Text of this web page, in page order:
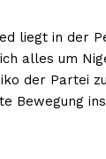
liegt in der
alles um
der Partei
Bewegung